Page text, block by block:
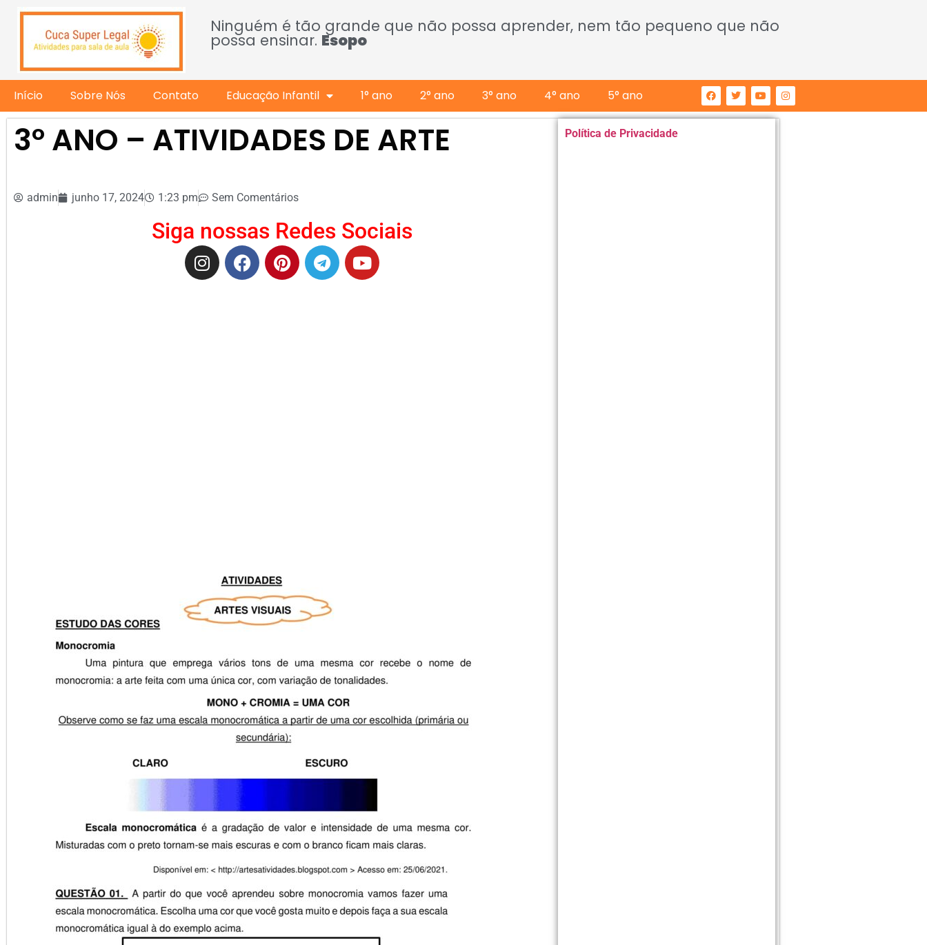
Ninguém é tão grande que não possa aprender, nem tão pequeno que não
possa ensinar. Esopo
Início Sobre Nós Contato Educação Infantil 1° ano 2° ano 3° ano 4° ano 5° ano
3º ANO – ATIVIDADES DE ARTE
admin junho 17, 2024 1:23 pm Sem Comentários
Siga nossas Redes Sociais
Política de Privacidade